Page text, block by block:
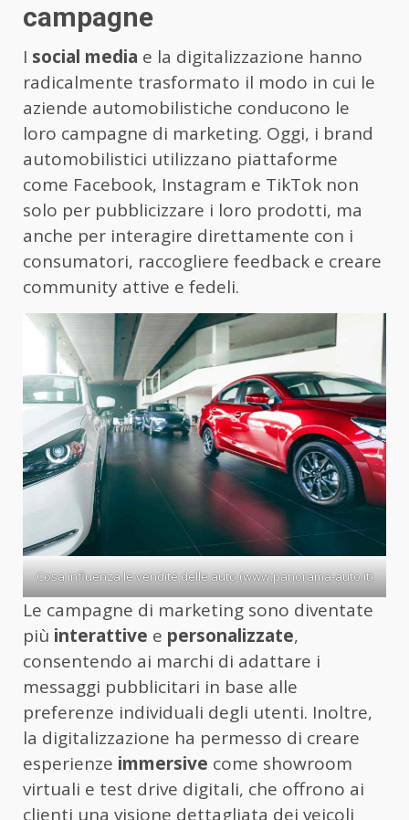
campagne
I social media e la digitalizzazione hanno
radicalmente trasformato il modo in cui le
aziende automobilistiche conducono le
loro campagne di marketing. Oggi, i brand
automobilistici utilizzano piattaforme
come Facebook, Instagram e TikTok non
solo per pubblicizzare i loro prodotti, ma
anche per interagire direttamente con i
consumatori, raccogliere feedback e creare
community attive e fedeli.
Cosa influenza le vendite delle auto (www.panorama-auto.it)
Le campagne di marketing sono diventate
più interattive e personalizzate,
consentendo ai marchi di adattare i
messaggi pubblicitari in base alle
preferenze individuali degli utenti. Inoltre,
la digitalizzazione ha permesso di creare
esperienze immersive come showroom
virtuali e test drive digitali, che offrono ai
clienti una visione dettagliata dei veicoli